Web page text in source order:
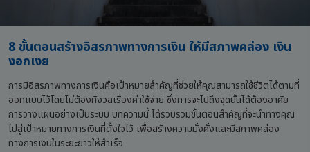
8 ขั้นตอนสร้างอิสรภาพทางการเงิน ให้มีสภาพคล่อง เงิน
งอกเงย
การมีอิสรภาพทางการเงินคือเป้าหมายสำคัญที่ช่วยให้คุณสามารถใช้ชีวิตได้ตามที่
ออกแบบไว้โดยไม่ต้องกังวลเรื่องค่าใช้จ่าย ซึ่งการจะไปถึงจุดนั้นได้ต้องอาศัย
การวางแผนอย่างเป็นระบบ บทความนี้ ได้รวบรวมขั้นตอนสำคัญที่จะนำทางคุณ
ไปสู่เป้าหมายทางการเงินที่ตั้งใจไว้ เพื่อสร้างความมั่งคั่งและมีสภาพคล่อง
ทางการเงินในระยะยาวให้สำเร็จ